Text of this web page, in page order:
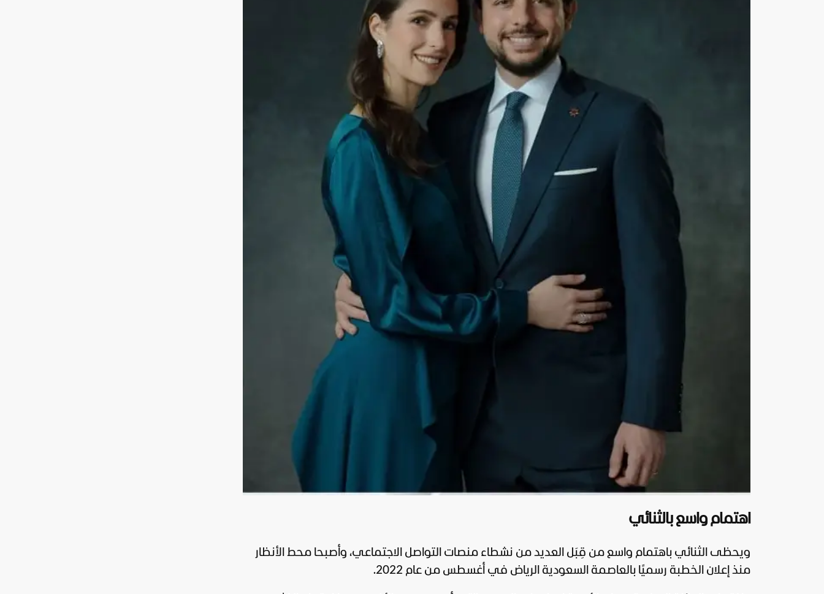
اهتمام واسع بالثنائي
ويحظى الثنائي باهتمام واسع من قِبَل العديد من نشطاء منصات التواصل الاجتماعي، وأصبحا محط الأنظار
منذ إعلان الخطبة رسميًا بالعاصمة السعودية الرياض في أغسطس من عام 2022.